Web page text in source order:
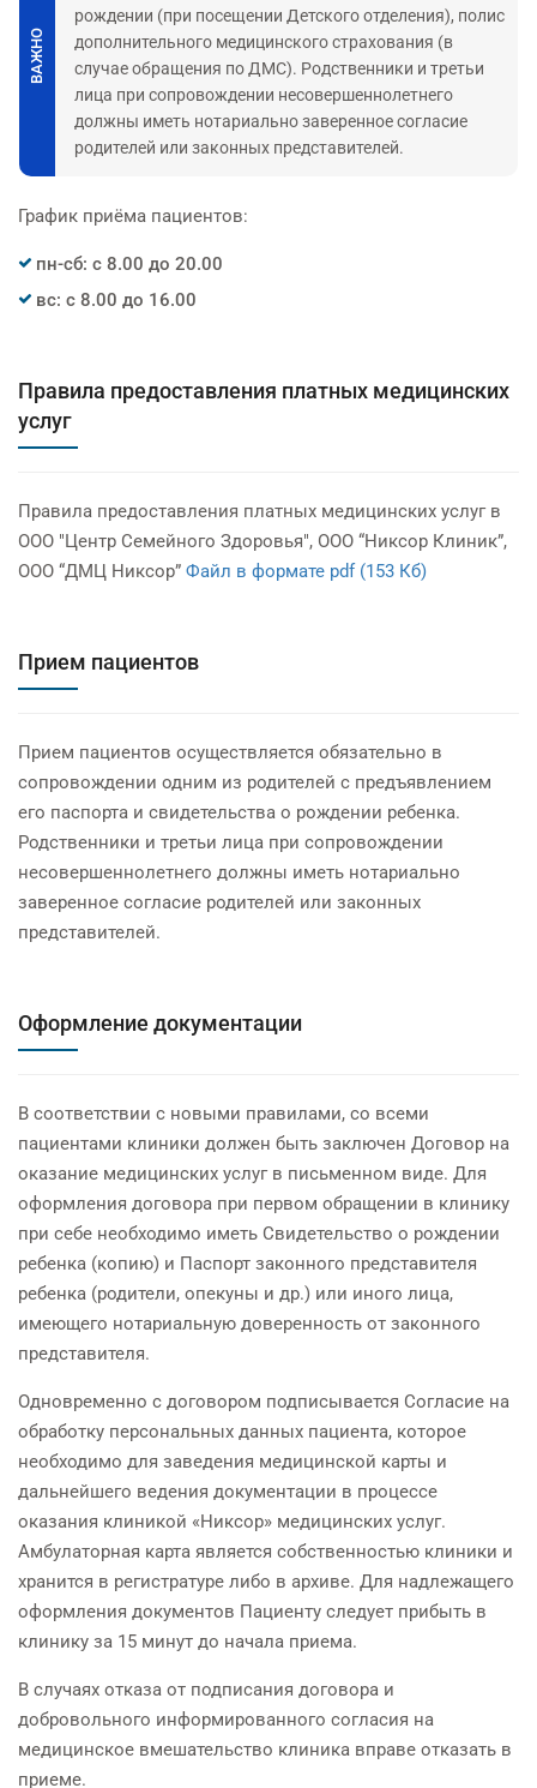
ВАЖНО
рождении (при посещении Детского отделения), полис
дополнительного медицинского страхования (в
случае обращения по ДМС). Родственники и третьи
лица при сопровождении несовершеннолетнего
должны иметь нотариально заверенное согласие
родителей или законных представителей.
График приёма пациентов:
пн-сб: с 8.00 до 20.00
вс: с 8.00 до 16.00
Правила предоставления платных медицинских
услуг
Правила предоставления платных медицинских услуг в
ООО "Центр Семейного Здоровья", ООО “Никсор Клиник”,
ООО “ДМЦ Никсор” Файл в формате pdf (153 Кб)
Прием пациентов
Прием пациентов осуществляется обязательно в
сопровождении одним из родителей с предъявлением
его паспорта и свидетельства о рождении ребенка.
Родственники и третьи лица при сопровождении
несовершеннолетнего должны иметь нотариально
заверенное согласие родителей или законных
представителей.
Оформление документации
В соответствии с новыми правилами, со всеми
пациентами клиники должен быть заключен Договор на
оказание медицинских услуг в письменном виде. Для
оформления договора при первом обращении в клинику
при себе необходимо иметь Свидетельство о рождении
ребенка (копию) и Паспорт законного представителя
ребенка (родители, опекуны и др.) или иного лица,
имеющего нотариальную доверенность от законного
представителя.
Одновременно с договором подписывается Согласие на
обработку персональных данных пациента, которое
необходимо для заведения медицинской карты и
дальнейшего ведения документации в процессе
оказания клиникой «Никсор» медицинских услуг.
Амбулаторная карта является собственностью клиники и
хранится в регистратуре либо в архиве. Для надлежащего
оформления документов Пациенту следует прибыть в
клинику за 15 минут до начала приема.
В случаях отказа от подписания договора и
добровольного информированного согласия на
медицинское вмешательство клиника вправе отказать в
приеме.